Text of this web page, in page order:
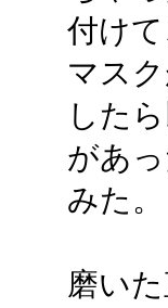
付け
マス
した
があ
みた。
磨い